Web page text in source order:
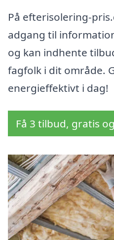
På efterisolering-
adgang til
og kan indhente
fagfolk i dit område.
energieffektivt i dag!
Få 3 tilbud, gratis